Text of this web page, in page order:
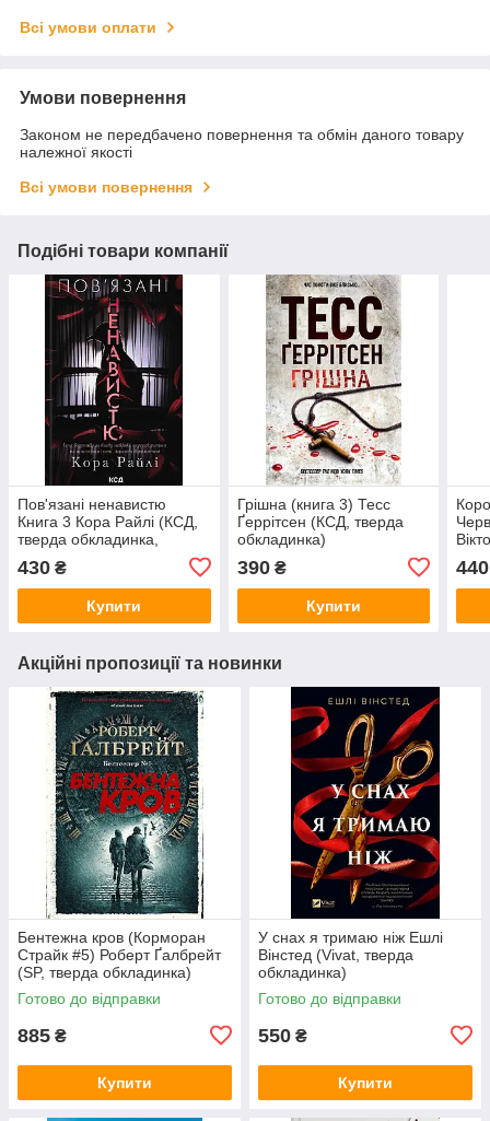
Всі умови оплати
Умови повернення
Законом не передбачено повернення та обмін даного товару
належної якості
Всі умови повернення
Подібні товари компанії
Пов'язані ненавистю
Книга 3 Кора Райлі (КСД,
тверда обкладинка,
430 ₴
Купити
Грішна (книга 3) Тесс
Ґеррітсен (КСД, тверда
обкладинка)
390₴
Купити
440
Акційні пропозиції та новинки
Бентежна кров (Корморан
Страйк #5) Роберт Ґалбрейт
(SP, тверда обкладинка)
Готово до відправки
885 ₴
Купити
У снах я тримаю ніж Ешлі
Вінстед (Vivat, тверда
обкладинка)
Готово до відправки
550 ₴
Купити